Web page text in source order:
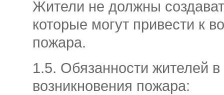
Жители не должны
которые могут привести к
пожара.
1.5. Обязанности жителей в
возникновения пожара: